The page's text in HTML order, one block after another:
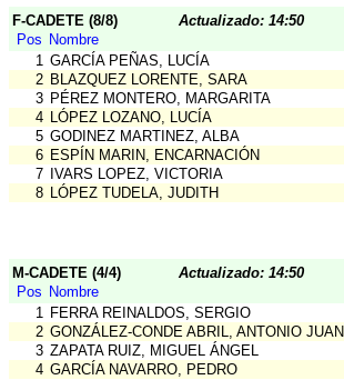
F-CADETE (8/8)
Actualizado: 14:50
Pos Nombre
1 GARCÍA PEÑAS, LUCÍA
2 BLAZQUEZ LORENTE, SARA
3 PÉREZ MONTERO, MARGARITA
4 LÓPEZ LOZANO, LUCÍA
5 GODINEZ MARTINEZ, ALBA
6 ESPÍN MARIN, ENCARNACIÓN
7
IVARS LOPEZ, VICTORIA
8 LÓPEZ TUDELA, JUDITH
M-CADETE (4/4)
Actualizado: 14:50
Pos Nombre
1 FERRA REINALDOS, SERGIO
2 GONZÁLEZ-CONDE ABRIL, ANTONIO JUAN
3 ZAPATA RUIZ, MIGUEL ÁNGEL
4 GARCÍA NAVARRO, PEDRO